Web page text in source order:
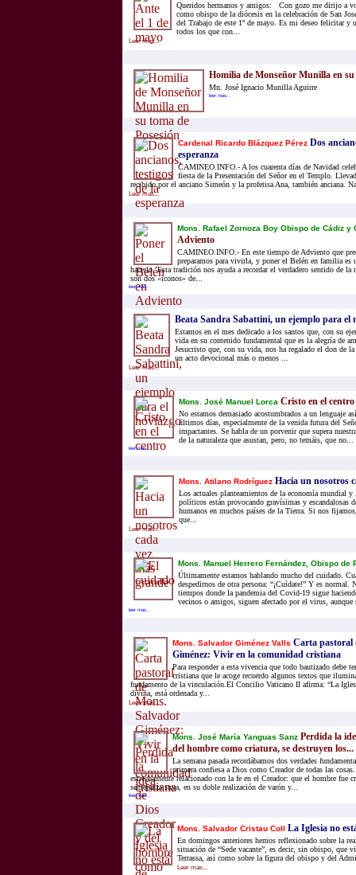
Queridos hermanos y amigos: Con gozo me dirijo a
como obispo de la diócesis en la celebración de San
del Trabajo de este 1º de mayo. Es mi deseo felicitar y
todos los que con...
Leer mas...
Homilia de Monseñor Munilla en su
Mn. José Ignacio Munilla Aguirre
leer mas...
Cardenal Ricardo Blázquez Pérez Dos
esperanza
CAMINEO.INFO.- A los cuarenta días de Navidad
fiesta de la Presentación del Señor en el Templo.
recibido por el anciano Simeón y la profetisa Ana, también anciana.
Leer mas...
Mons. Rafael Zornoza Boy Obispo de Cádiz y
Adviento
CAMINEO.INFO.- En este tiempo de Adviento que
preparamos para vivirla, y poner el Belén en familia es
hacerlo. Esta tradición nos ayuda a recordar el verdadero sentido de
son dos «iconos» de...
leer mas...
Beata Sandra Sabattini, un ejemplo para el
Estamos en el mes dedicado a los santos que, con su
vida en su contenido fundamental que es la alegría de
Jesucristo que, con su vida, nos ha regalado el don de
un acto devocional más o menos ...
Leer mas...
Mons. José Manuel Lorca Cristo en el centro
No estamos demasiado acostumbrados a un lenguaje
últimos días, especialmente de la venida futura del
impactantes. Se habla de un porvenir que supera
de la naturaleza que asustan, pero, no temáis, que no...
leer mas...
Mons. Atilano Rodríguez Hacia un nosotros
Los actuales planteamientos de la economía mundial y
políticos están provocando gravísimas y escandalosas
humanos en muchos países de la Tierra. Si nos
que...
Leer mas...
Mons. Manuel Herrero Fernández, Obispo de
Últimamente estamos hablando mucho del cuidado.
despedirnos de otra persona: “¡Cuídate!” Y es normal.
tiempos donde la pandemia del Covid-19 sigue
vecinos o amigos, siguen afectado por el virus, aunque
leer mas...
Mons. Salvador Giménez Valls Carta pastoral
Giménez: Vivir en la comunidad cristiana
Para responder a esta vivencia que todo bautizado debe
cristiana que le acoge recuerdo algunos textos que
fundamento de la vinculación.El Concilio Vaticano II afirma: “La
divina, está ordenada y...
Leer mas...
Mons. José María Yanguas Sanz Perdida la
del hombre como criatura, se destruyen los...
La semana pasada recordábamos dos verdades
primera confiesa a Dios como Creador de todas las
estrechamente relacionado con la fe en el Creador: que el hombre fue
semejanza suya, en su doble realización de varón y...
leer mas...
Mons. Salvador Cristau Coll La Iglesia no
En domingos anteriores hemos reflexionado sobre la
situación de “Sede vacante”, es decir, sin obispo, que
Terrassa, así como sobre la figura del obispo y del
Leer mas...